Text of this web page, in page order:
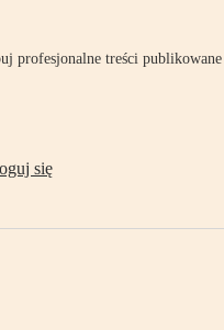
profesjonalne treści publikowane
się